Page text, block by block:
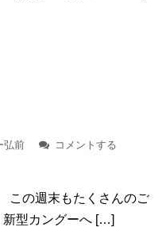
弘前
コメントする
の週末もたくさんのご
新型カングーへ […]